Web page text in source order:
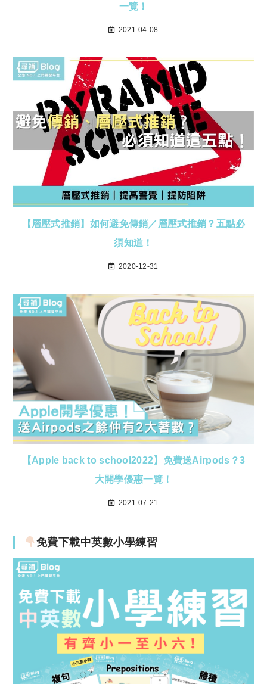
一覽！
2021-04-08
【層壓式推銷】如何避免傳銷／層壓式推銷？五點必
須知道！
2020-12-31
【Apple back to school2022】免費送Airpods？3
大開學優惠一覽！
2021-07-21
免費下載中英數小學練習